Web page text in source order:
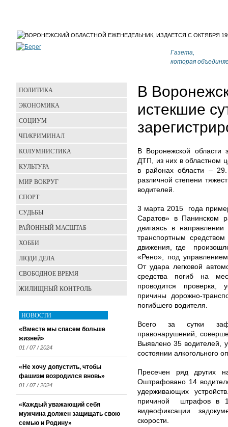
Газета,
которая
В
истекшие
В Воронежской области
ДТП, из них в областном
в районах области –
различной степени
водителей.
3 марта 2015 года
Саратов» в Панинском
двигаясь в
транспортным
движения, где
«Рено», под
От удара легковой
средства погиб на
проводится проверка,
причины дорожно-
погибшего водителя.
Всего за сутки
правонарушений,
Выявлено 35 водителей,
состоянии алкогольного
Пресечен ряд других
Оштрафовано 14
удерживающих
причиной штрафов в
видеофиксации
скорости.
ПОЛИТИКА
ЭКОНОМИКА
СОЦИУМ
ЧП/КРИМИНАЛ
КОЛУМНИСТИКА
КУЛЬТУРА
МИР ВОКРУГ
СПОРТ
СУДЬБЫ
РАЙОННЫЙ МАСШТАБ
ХОББИ
ЛЮДИ ДЕЛА
СВОБОДНОЕ ВРЕМЯ
ЖИЛИЩНЫЙ КОНТРОЛЬ
НОВОСТИ
«Вместе мы спасем больше
жизней»
01 / 07 / 2024
«Не хочу допустить, чтобы
фашизм возродился вновь»
01 / 07 / 2024
«Каждый уважающий себя
мужчина должен защищать свою
семью и Родину»